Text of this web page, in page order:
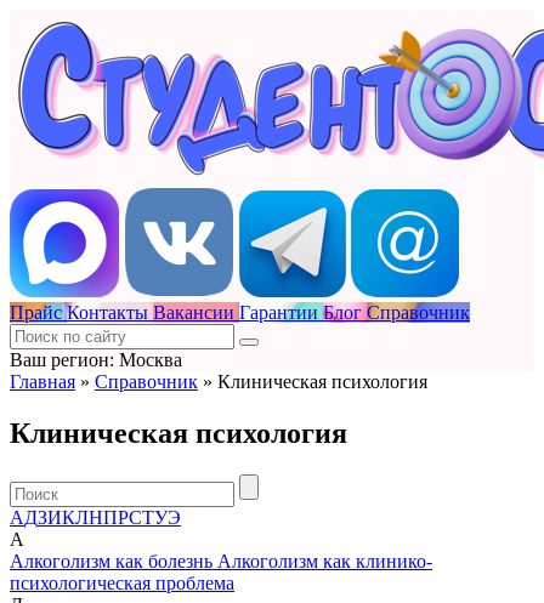
Прайс Контакты Вакансии Гарантии Блог Справочник
Ваш регион: Москва
Главная » Справочник » Клиническая психология
Клиническая психология
АДЗИКЛНПРСТУЭ
А
Алкоголизм как болезнь Алкоголизм как клинико-
психологическая проблема